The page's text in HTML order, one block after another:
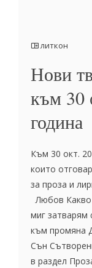
литкон
Нови
към 30
година
Към 30 окт.
които
за проза и
Любов
миг затварям
към промяна
Сън
в раздел